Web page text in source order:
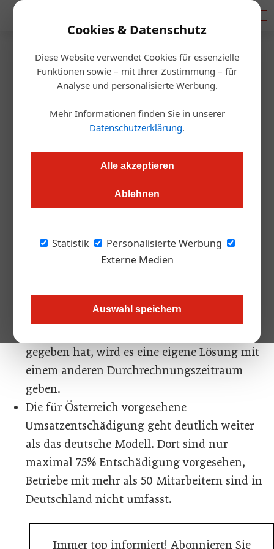
Cookies & Datenschutz
Diese Website verwendet Cookies für essenzielle
Funktionen sowie – mit Ihrer Zustimmung – für
Analyse und personalisierte Werbung.
Mehr Informationen finden Sie in unserer
Datenschutzerklärung.
Alle akzeptieren
Ablehnen
Statistik
Personalisierte Werbung
Externe Medien
Auswahl speichern
Startseite/Gastro & Hotel
Umsatzentschädigung für
Betriebe
Gastronomie und Hotellerie werden die Umsatzausfälle
teilweise entschädigt. Hier die Infos.
Rasche und unbürokratische Abwicklung
FinanzOnline.
Berechnung wird sich an den Umsätzen des
Vorjahres orientieren.
gegeben hat, wird es eine eigene Lösung mit
einem anderen Durchrechnungszeitraum
geben.
Die für Österreich vorgesehene
Umsatzentschädigung geht deutlich weiter
als das deutsche Modell. Dort sind nur
maximal 75% Entschädigung vorgesehen,
Betriebe mit mehr als 50 Mitarbeitern sind in
Deutschland nicht umfasst.
Immer top informiert! Abonnieren Sie